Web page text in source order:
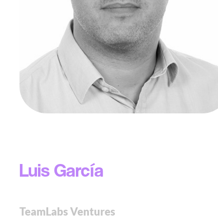
Luis García
TeamLabs Ventures